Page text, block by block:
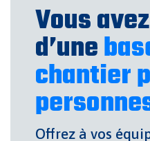
Vous
d’une
chantier
Offrez à vos